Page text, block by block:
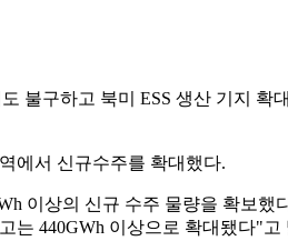
불구하고 북미 ESS 생산 기지
에서 신규수주를 확대했다.
이상의 신규 수주 물량을 확보
는 440GWh 이상으로 확대됐다"고